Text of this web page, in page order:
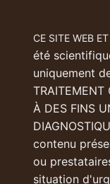
CE SITE WEB
été
uniquement
TRAITEMENT
À DES FINS
contenu
ou
situation